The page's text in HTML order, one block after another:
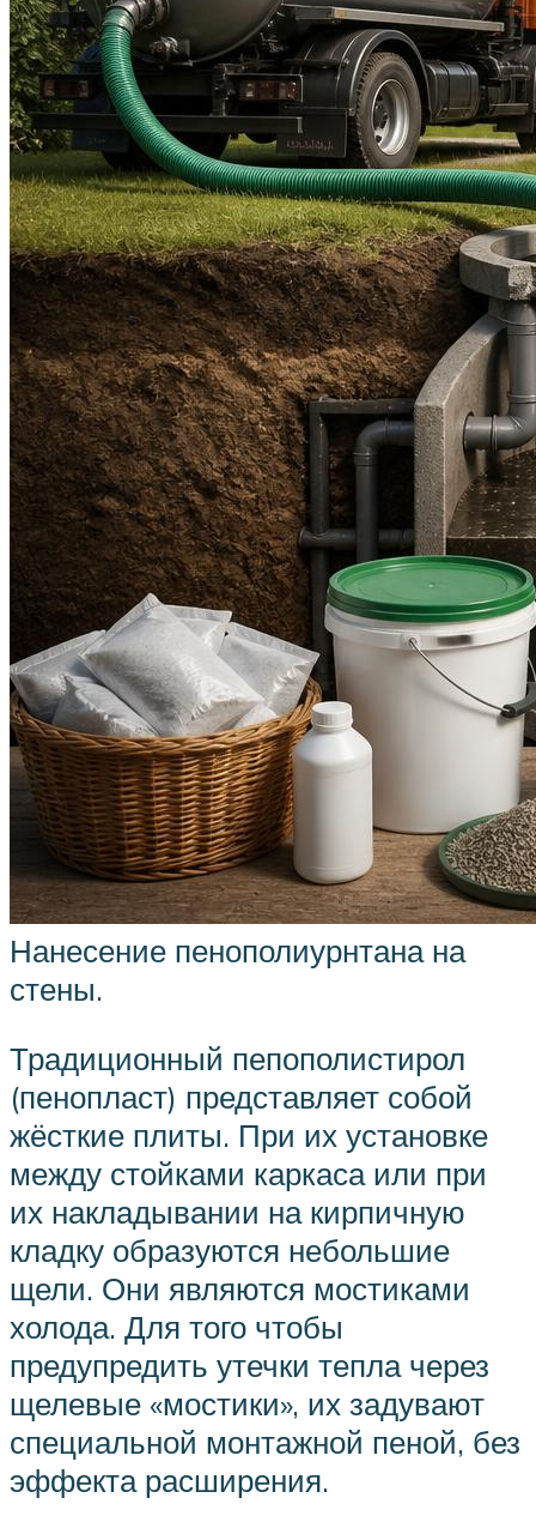
Нанесение пенополиурнтана на
стены.
Традиционный пепополистирол
(пенопласт) представляет собой
жёсткие плиты. При их установке
между стойками каркаса или при
их накладывании на кирпичную
кладку образуются небольшие
щели. Они являются мостиками
холода. Для того чтобы
предупредить утечки тепла через
щелевые «мостики», их задувают
специальной монтажной пеной, без
эффекта расширения.